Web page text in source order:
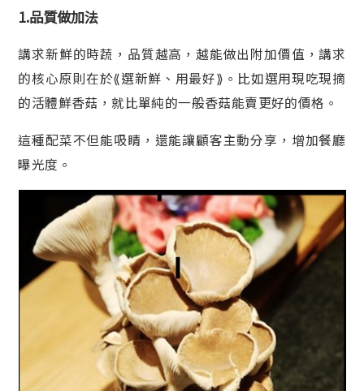
1.品質做加法
講求新鮮的時蔬，品質越高，越能做出附加價值，講求
的核心原則在於⟪選新鮮、用最好⟫。比如選用現吃現摘
的活體鮮香菇，就比單純的一般香菇能賣更好的價格。
這種配菜不但能吸睛，還能讓顧客主動分享，增加餐廳
曝光度。